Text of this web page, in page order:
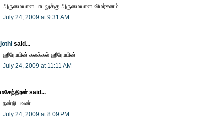
அருமையான பாடலுக்கு அருமையான விமர்சனம்.
July 24, 2009 at 9:31 AM
jothi said...
ஹீரோயின் கலக்கல் ஹீரோயின்
July 24, 2009 at 11:11 AM
மகேந்திரன் said...
நன்றி பவன்
July 24, 2009 at 8:09 PM